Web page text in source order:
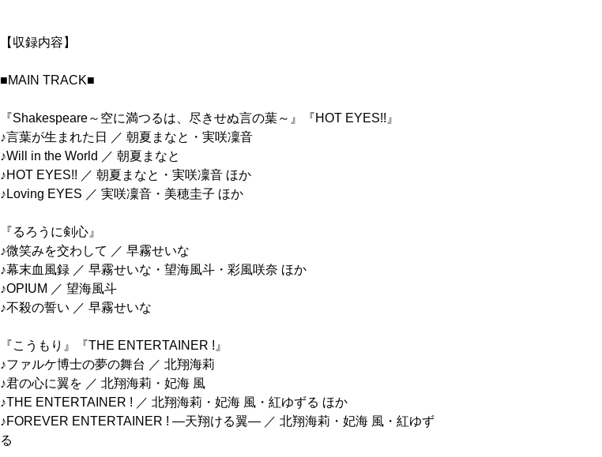
【収録内容】
■MAIN TRACK■
『Shakespeare～空に満つるは、尽きせぬ言の葉～』『HOT EYES!!』
♪言葉が生まれた日 ／ 朝夏まなと・実咲凜音
♪Will in the World ／ 朝夏まなと
♪HOT EYES!! ／ 朝夏まなと・実咲凜音 ほか
♪Loving EYES ／ 実咲凜音・美穂圭子 ほか
『るろうに剣心』
♪微笑みを交わして ／ 早霧せいな
♪幕末血風録 ／ 早霧せいな・望海風斗・彩風咲奈 ほか
♪OPIUM ／ 望海風斗
♪不殺の誓い ／ 早霧せいな
『こうもり』『THE ENTERTAINER !』
♪ファルケ博士の夢の舞台 ／ 北翔海莉
♪君の心に翼を ／ 北翔海莉・妃海 風
♪THE ENTERTAINER ! ／ 北翔海莉・妃海 風・紅ゆずる ほか
♪FOREVER ENTERTAINER ! ―天翔ける翼― ／ 北翔海莉・妃海 風・紅ゆず
る